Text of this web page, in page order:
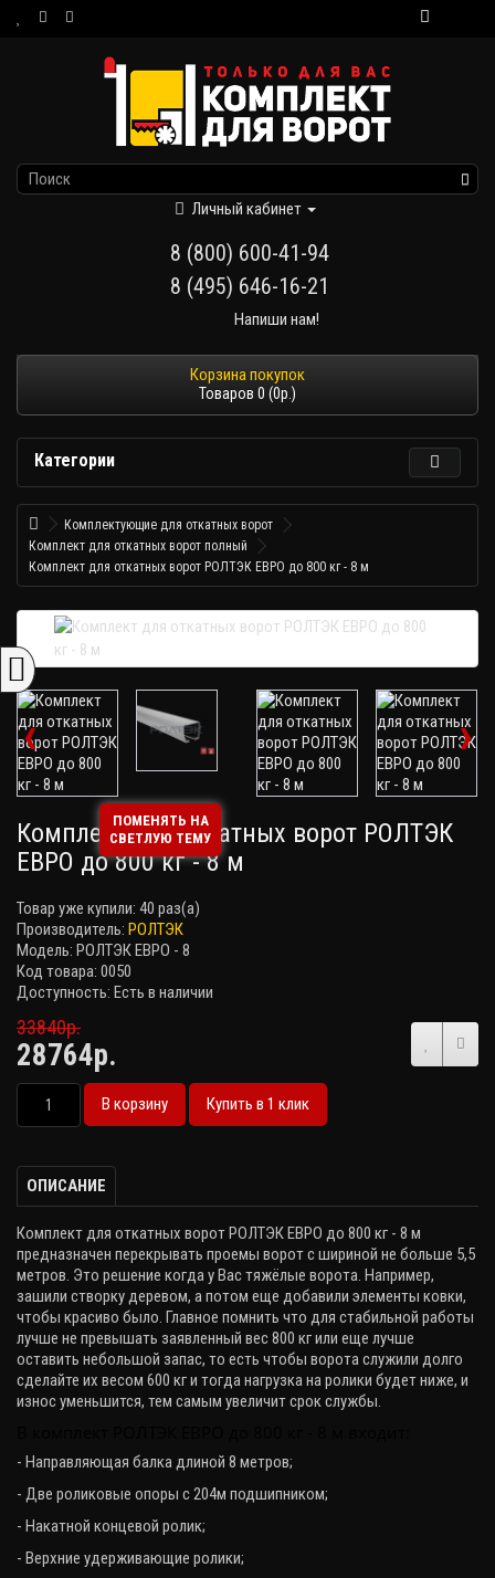
ПОМЕНЯТЬ НА
СВЕТЛУЮ ТЕМУ
Личный кабинет
8 (800) 600-41-94
8 (495) 646-16-21
Напиши нам!
Товаров 0 (0р.)
Категории
Комплектующие для откатных ворот
Комплект для откатных ворот полный
Комплект для откатных ворот РОЛТЭК ЕВРО до 800 кг - 8 м
‹ ›
Комплект для откатных ворот РОЛТЭК
ЕВРО до 800 кг - 8 м
Товар уже купили: 40 раз(а)
Производитель: РОЛТЭК
Модель: РОЛТЭК ЕВРО - 8
Код товара: 0050
Доступность: Есть в наличии
33840р.
28764р.
В корзину Купить в 1 клик
ОПИСАНИЕ
Комплект для откатных ворот РОЛТЭК ЕВРО до 800 кг - 8 м
предназначен перекрывать проемы ворот с шириной не больше 5,5
метров. Это решение когда у Вас тяжёлые ворота. Например,
зашили створку деревом, а потом еще добавили элементы ковки,
чтобы красиво было. Главное помнить что для стабильной работы
лучше не превышать заявленный вес 800 кг или еще лучше
оставить небольшой запас, то есть чтобы ворота служили долго
сделайте их весом 600 кг и тогда нагрузка на ролики будет ниже, и
износ уменьшится, тем самым увеличит срок службы.
- Направляющая балка длиной 8 метров;
- Две роликовые опоры с 204м подшипником;
- Накатной концевой ролик;
- Верхние удерживающие ролики;